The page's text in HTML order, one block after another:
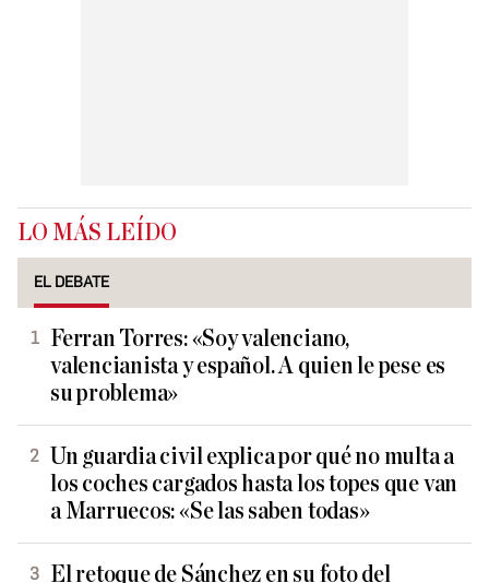
LO MÁS LEÍDO
EL DEBATE
Ferran Torres: «Soy valenciano,
valencianista y español. A quien le pese es
su problema»
Un guardia civil explica por qué no multa a
los coches cargados hasta los topes que van
a Marruecos: «Se las saben todas»
El retoque de Sánchez en su foto del